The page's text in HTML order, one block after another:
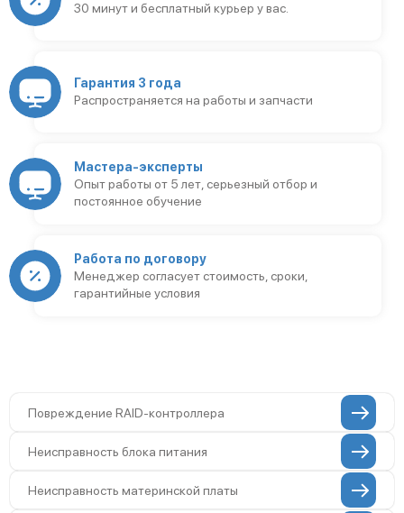
30 минут и бесплатный курьер у вас.
Гарантия 3 года
Распространяется на работы и запчасти
Мастера-эксперты
Опыт работы от 5 лет, серьезный отбор и
постоянное обучение
Работа по договору
Менеджер согласует стоимость, сроки,
гарантийные условия
Повреждение RAID-контроллера
Неисправность блока питания
Неисправность материнской платы